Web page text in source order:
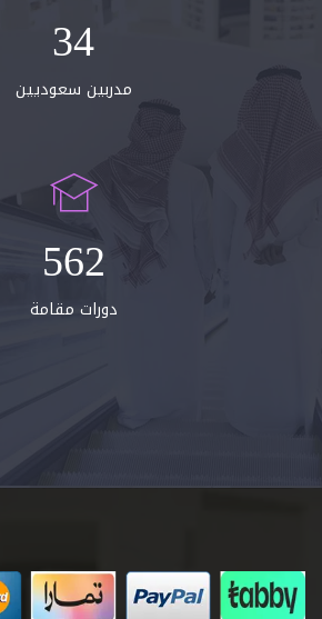
35
مدربين سعوديين
567
دورات مقامة